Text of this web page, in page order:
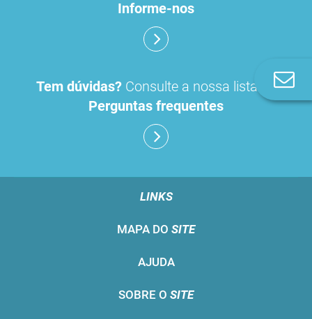
Informe-nos
Tem dúvidas? Consulte a nossa lista de
Perguntas frequentes
LINKS
MAPA DO SITE
AJUDA
SOBRE O SITE